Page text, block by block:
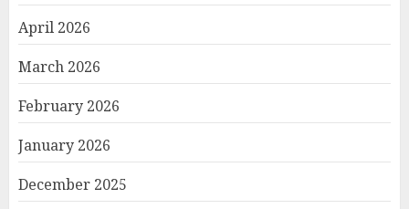
April 2026
March 2026
February 2026
January 2026
December 2025